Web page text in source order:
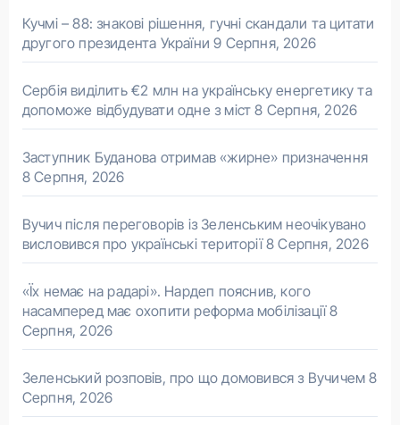
Кучмі – 88: знакові рішення, гучні скандали та цитати
другого президента України 9 Серпня, 2026
Сербія виділить €2 млн на українську енергетику та
допоможе відбудувати одне з міст 8 Серпня, 2026
Заступник Буданова отримав «жирне» призначення
8 Серпня, 2026
Вучич після переговорів із Зеленським неочікувано
висловився про українські території 8 Серпня, 2026
«Їх немає на радарі». Нардеп пояснив, кого
насамперед має охопити реформа мобілізації 8
Серпня, 2026
Зеленський розповів, про що домовився з Вучичем 8
Серпня, 2026